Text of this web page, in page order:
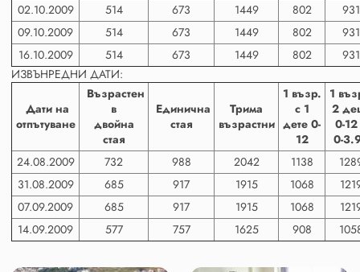
02.10.2009
514 673 1449 802
931
09.10.2009
514 673 1449 802
931
16.10.2009
514 673 1449 802
931
ИЗВЪНРЕДНИ ДАТИ:
Дати на
отпътуване
Възрастен
в
двойна
стая
Единична
стая
Трима
възрастни
1 възр.
с 1
дете 0-
12
1
2
0-
0-
24.08.2009
732 988 2042 1138
31.08.2009
685 917 1915 1068
07.09.2009
685 917 1915 1068
14.09.2009
577 757 1625 908